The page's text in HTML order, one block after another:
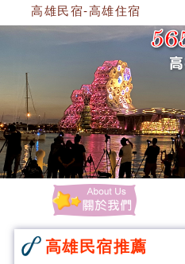
高雄民宿-高雄住宿
高雄民宿推薦